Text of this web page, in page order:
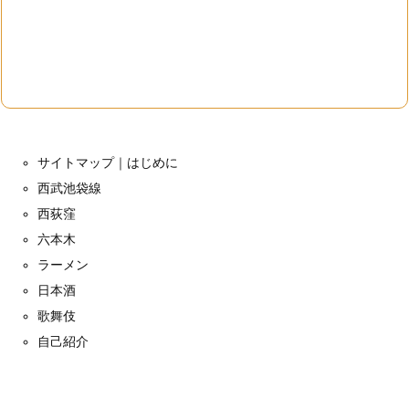
サイトマップ｜はじめに
西武池袋線
西荻窪
六本木
ラーメン
日本酒
歌舞伎
自己紹介